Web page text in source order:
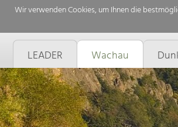
Wir verwenden Cookies, um Ihnen die
LEADER Wachau